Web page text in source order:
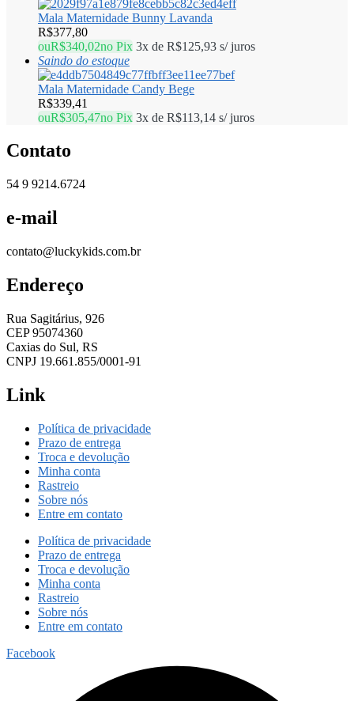
Mala Maternidade Bunny Lavanda
R$377,80
ouR$340,02no Pix 3x de R$125,93 s/ juros
Saindo do estoque
Mala Maternidade Candy Bege
R$339,41
ouR$305,47no Pix 3x de R$113,14 s/ juros
Contato
54 9 9214.6724
e-mail
contato@luckykids.com.br
Endereço
Rua Sagitárius, 926
CEP 95074360
Caxias do Sul, RS
CNPJ 19.661.855/0001-91
Link
Política de privacidade
Prazo de entrega
Troca e devolução
Minha conta
Rastreio
Sobre nós
Entre em contato
Política de privacidade
Prazo de entrega
Troca e devolução
Minha conta
Rastreio
Sobre nós
Entre em contato
Facebook